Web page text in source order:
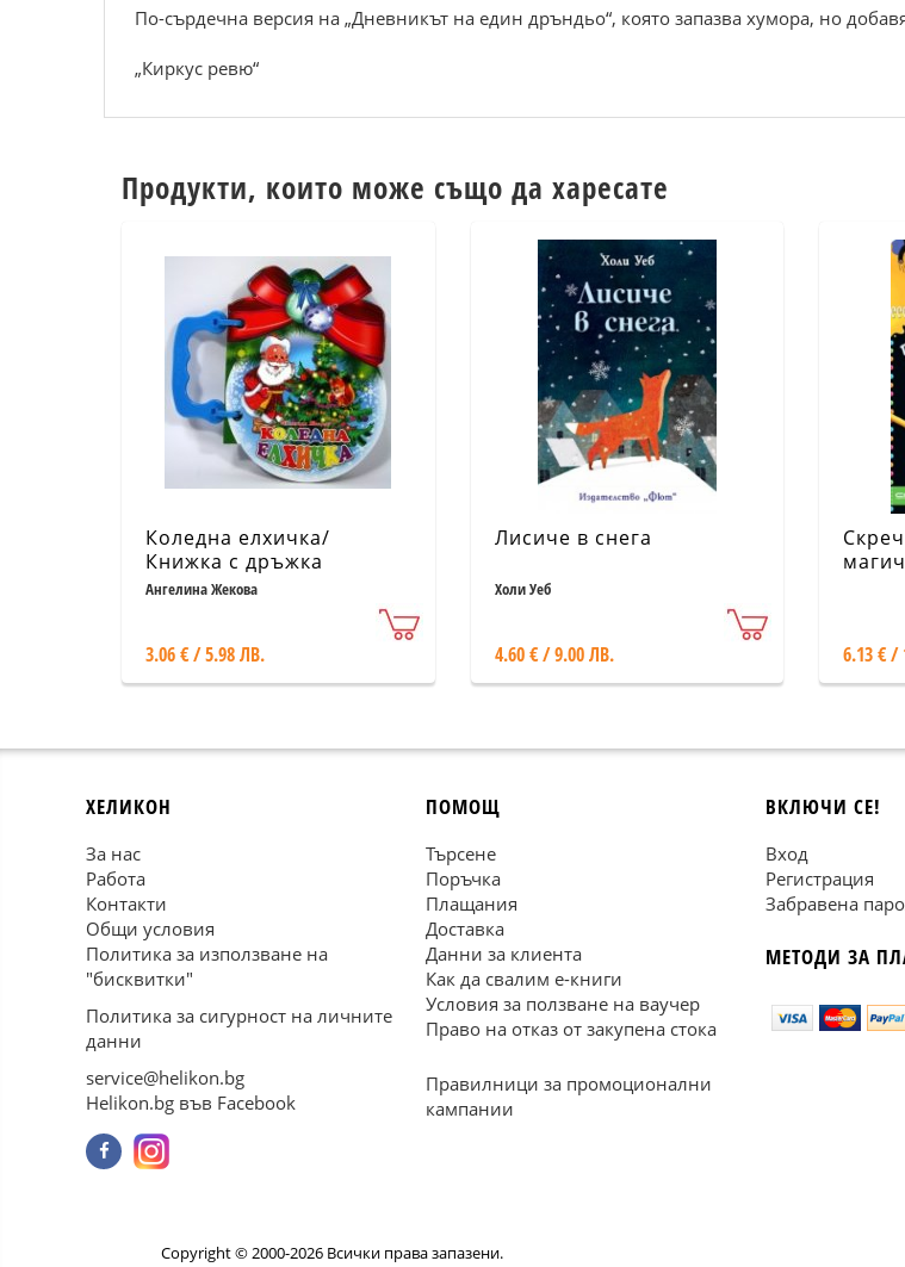
По-сърдечна версия на „Дневникът на един дръндьо“, която запазва хумора, но
„Киркус ревю“
Продукти, които може също да харесате
Коледна елхичка/
Книжка с дръжка
Ангелина Жекова
3.06 € / 5.98 ЛВ.
Лисиче в снега
Холи Уеб
4.60 € / 9.00 ЛВ. 6.13 € /
ХЕЛИКОН
За нас
Работа
Контакти
Общи условия
Политика за използване на
"бисквитки"
Политика за сигурност на личните
данни
service@helikon.bg
Helikon.bg във Facebook
ПОМОЩ
Търсене
Поръчка
Плащания
Доставка
Данни за клиента
Как да свалим е-книги
Условия за ползване на ваучер
Право на отказ от закупена стока
Правилници за промоционални
кампании
ВКЛЮЧИ СЕ!
Вход
Регистрация
Забравена
МЕТОДИ ЗА
Copyright © 2000-2026 Всички права запазени.